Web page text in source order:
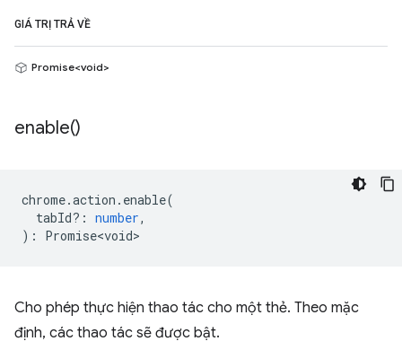
GIÁ TRỊ TRẢ VỀ
Promise<void>
enable()
chrome.action . enable(
tabId? : number,
) : Promise<void>
Cho phép thực hiện thao tác cho một thẻ. Theo mặc
định, các thao tác sẽ được bật.